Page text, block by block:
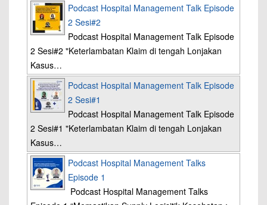
Podcast Hospital Management Talk Episode
2 Sesi#2
Podcast Hospital Management Talk Episode
2 Sesi#2 "Keterlambatan Klaim di tengah Lonjakan
Kasus…
Podcast Hospital Management Talk Episode
2 Sesi#1
Podcast Hospital Management Talk Episode
2 Sesi#1 "Keterlambatan Klaim di tengah Lonjakan
Kasus…
Podcast Hospital Management Talks
Episode 1
Podcast Hospital Management Talks